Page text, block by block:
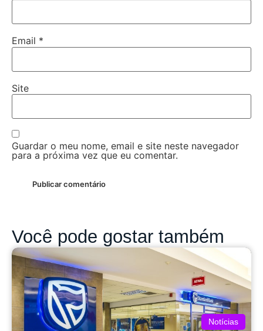
Email *
Site
Guardar o meu nome, email e site neste navegador
para a próxima vez que eu comentar.
Você pode gostar também
Notícias